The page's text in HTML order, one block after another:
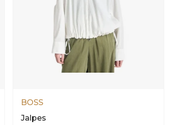
BOSS
Jalpes